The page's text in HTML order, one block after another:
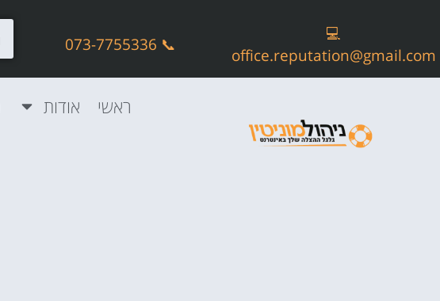
💻
office.reputation@gmail.com
📞 073-7755336
ראשי אודות